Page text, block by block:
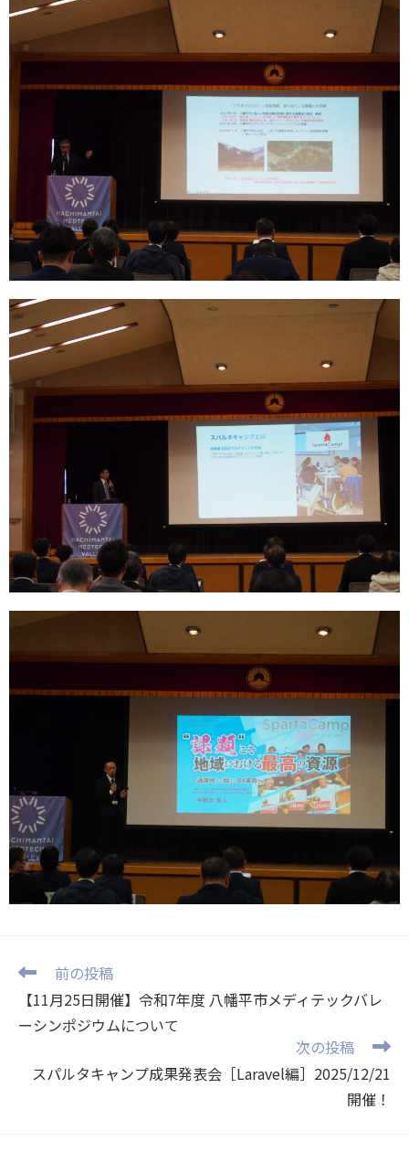
前の投稿
【11月25日開催】令和7年度 八幡平市メディテックバレ
ーシンポジウムについて
次の投稿
スパルタキャンプ成果発表会［Laravel編］2025/12/21
開催！